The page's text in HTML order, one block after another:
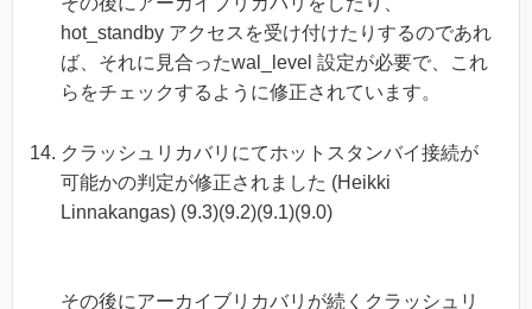
hot_standby アクセスを受け付けたりするのであれ
ば、それに見合ったwal_level 設定が必要で、これ
らをチェックするように修正されています。
クラッシュリカバリにてホットスタンバイ接続が
可能かの判定が修正されました (Heikki
Linnakangas) (9.3)(9.2)(9.1)(9.0)
その後にアーカイブリカバリが続くクラッシュリ